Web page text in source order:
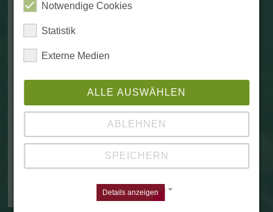
Liebe Mitbürgerinnen und Mitbürger,
auch in diesem Jahr wollen wir Sie wieder am Vorabend
der Otterbacher Kerwe zu einem Kerweempfang
am Freitag,…
Weiterlesen
Notwendige Cookies
Statistik
Externe Medien
ALLE AUSWÄHLEN
ABLEHNEN
SPEICHERN
Details anzeigen